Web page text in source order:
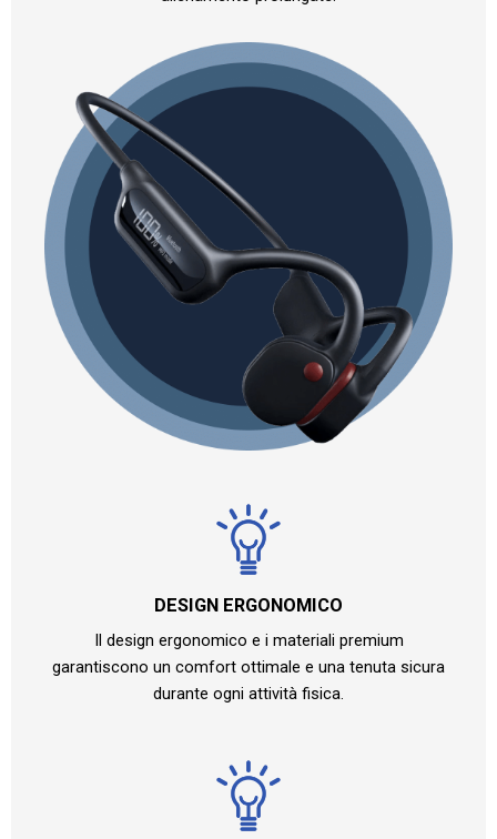
DESIGN ERGONOMICO
Il design ergonomico e i materiali premium
garantiscono un comfort ottimale e una tenuta sicura
durante ogni attività fisica.